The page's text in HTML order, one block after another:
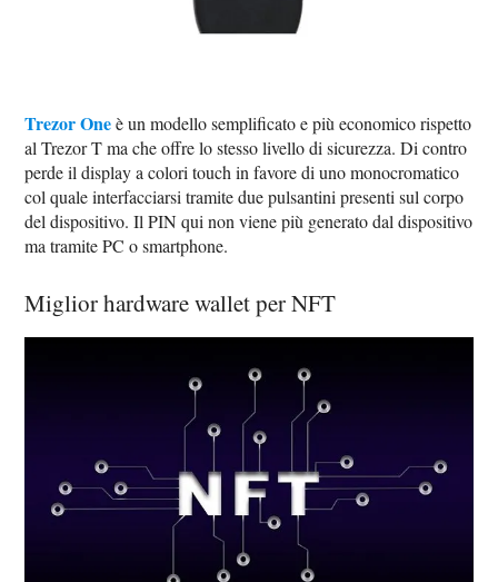
Trezor Oneè un modello semplificato e più economico rispetto
al Trezor T ma che offre lo stesso livello di sicurezza. Di contro
perde il display a colori touch in favore di uno monocromatico
col quale interfacciarsi tramite due pulsantini presenti sul corpo
del dispositivo. Il PIN qui non viene più generato dal dispositivo
ma tramite PC o smartphone.
Miglior hardware wallet per NFT